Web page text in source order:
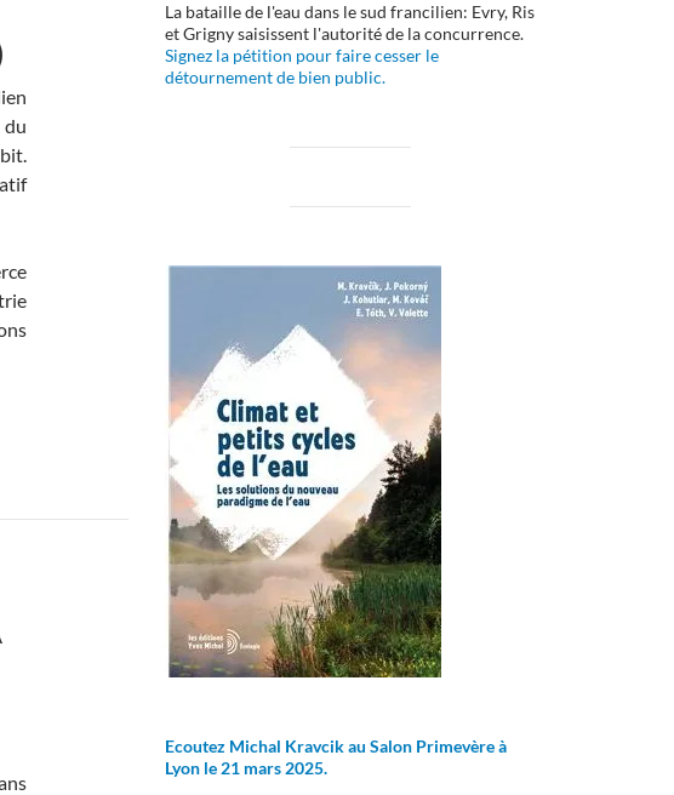
écologiques et économiques ?
La bataille de l'eau dans le sud francilien: Evry, Ris
et Grigny saisissent l'autorité de la concurrence.
Signez la pétition pour faire cesser le
détournement de bien public.
Ecoutez Michal Kravcik au Salon Primevère à
Lyon le 21 mars 2025.